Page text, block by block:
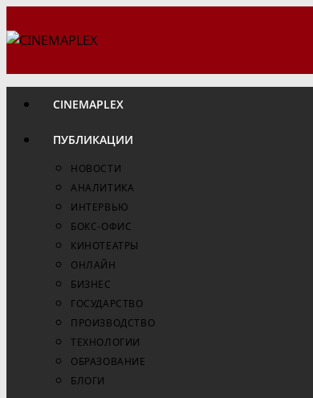
к
CINEMAPLEX
ПУБЛИКАЦИИ
НОВОСТИ
АНАЛИТИКА
ИНТЕРВЬЮ
БОКС-ОФИС
КИНОТЕАТРЫ
ОНЛАЙН
БИЗНЕС
ГОСУДАРСТВО
ПРОИЗВОДСТВО
ТЕХНОЛОГИИ
ОБРАЗОВАНИЕ
БЛОГИ